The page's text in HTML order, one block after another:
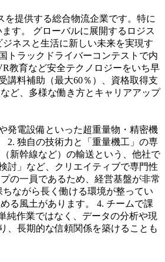
を提供する総合物流企業です。特に
す。 グローバルに展開するロジス
ネスと生活に新しい未来を実現す
トラックドライバーコンテストで内
教育など安全テクノロジーをいち早
講料補助（最大60％）、資格取得支
ど、多様な働き方とキャリアアップ
発電設備といった超重量物・精密機
2. 独自の技術力と「重量機工」の専
新幹線など）の輸送という、他社で
討」など、クリエイティブで専門性
の一員であるため、経営基盤が非常
ながら長く働ける環境が整ってい
る風土があります。 4. チームで課
純作業ではなく、データの分析や現
、長期的な信頼関係を築けることも